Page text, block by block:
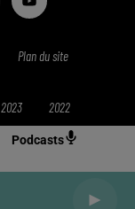
Podcasts
Plan du site
2023 2022